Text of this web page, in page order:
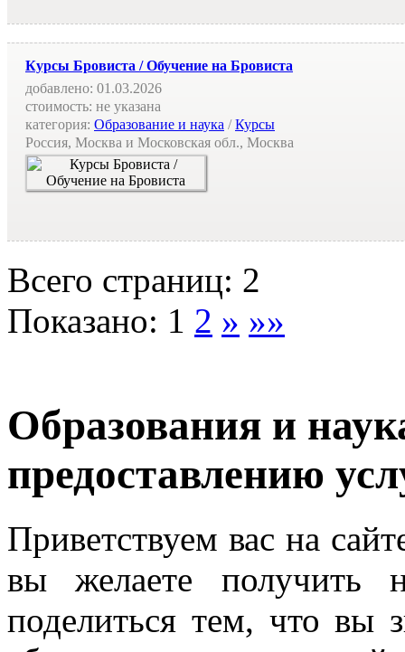
Курсы Бровиста / Обучение на Бровиста
добавлено: 01.03.2026
стоимость: не указана
категория: Образование и наука /Курсы
Россия, Москва и Московская обл., Москва
Всего страниц: 2
Показано: 1 2 » »»
Образования и
предоставлению
Приветствуем вас на
вы желаете получить
поделиться тем, что вы